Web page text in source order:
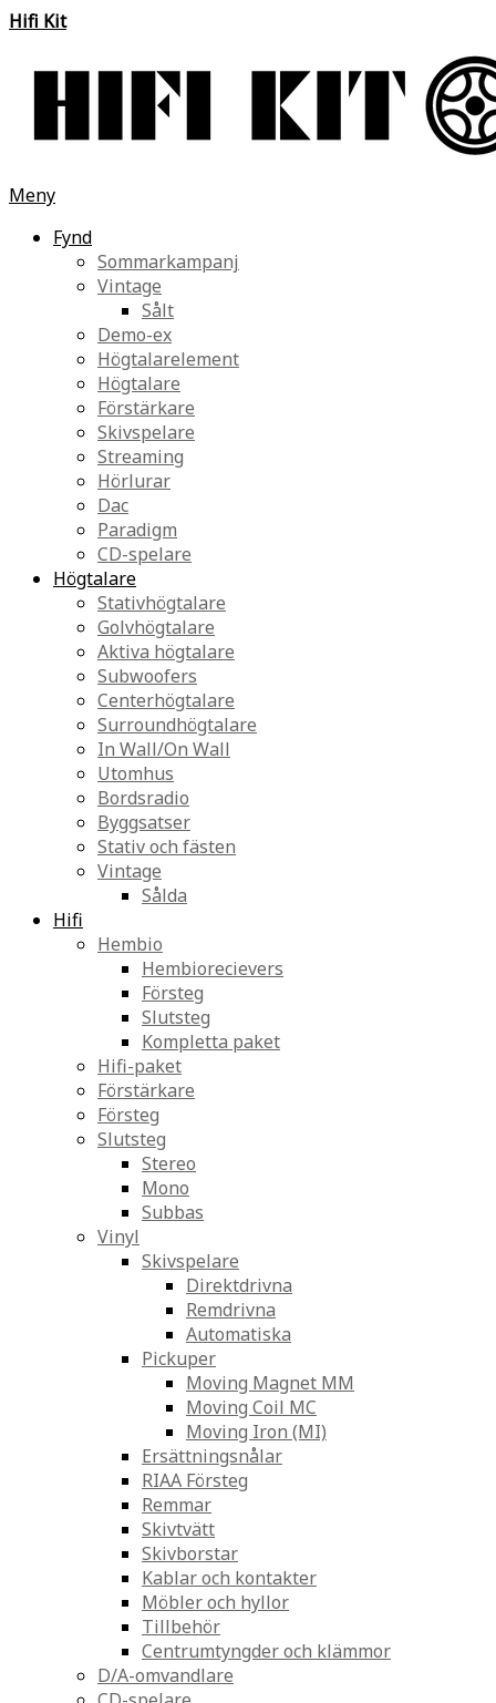
Hifi Kit
Meny
Fynd
Sommarkampanj
Vintage
Sålt
Demo-ex
Högtalarelement
Högtalare
Förstärkare
Skivspelare
Streaming
Hörlurar
Dac
Paradigm
CD-spelare
Högtalare
Stativhögtalare
Golvhögtalare
Aktiva högtalare
Subwoofers
Centerhögtalare
Surroundhögtalare
In Wall/On Wall
Utomhus
Bordsradio
Byggsatser
Stativ och fästen
Vintage
Sålda
Hifi
Hembio
Hembiorecievers
Försteg
Slutsteg
Kompletta paket
Hifi-paket
Förstärkare
Försteg
Slutsteg
Stereo
Mono
Subbas
Vinyl
Skivspelare
Direktdrivna
Remdrivna
Automatiska
Pickuper
Moving Magnet MM
Moving Coil MC
Moving Iron (MI)
Ersättningsnålar
RIAA Försteg
Remmar
Skivtvätt
Skivborstar
Kablar och kontakter
Möbler och hyllor
Tillbehör
Centrumtyngder och klämmor
D/A-omvandlare